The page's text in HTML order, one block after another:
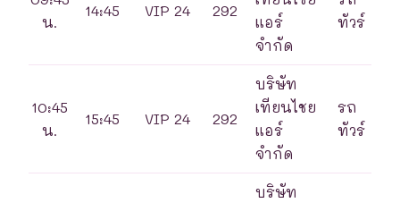
น.
14:45 VIP 24 292
แอร์
จำกัด
ทัวร์
10:45
น.
15:45 VIP 24 292
บริษัท
เทียนไชย
แอร์
จำกัด
รถ
ทัวร์
บริษัท